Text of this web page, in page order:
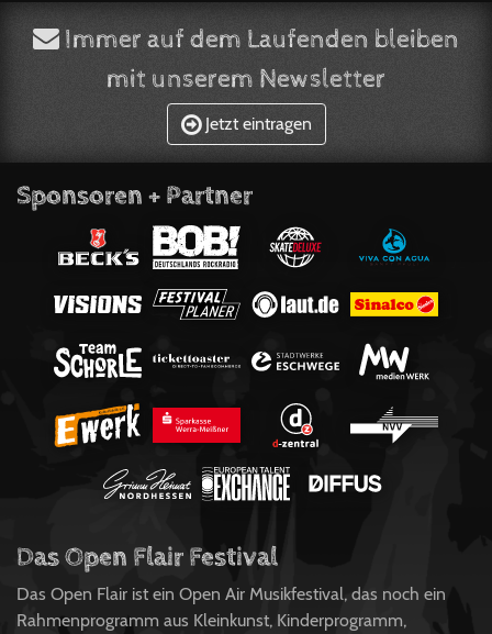
Immer auf dem Laufenden bleiben
mit unserem Newsletter
Jetzt eintragen
Sponsoren + Partner
Das Open Flair Festival
Das Open Flair ist ein Open Air Musikfestival, das noch ein
Rahmenprogramm aus Kleinkunst, Kinderprogramm,